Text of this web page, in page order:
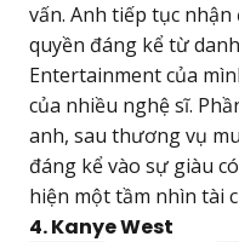
vấn. Anh tiếp tục
quyền đáng kể từ
Entertainment của
của nhiều nghệ sĩ.
anh, sau thương vụ
đáng kể vào sự giàu
hiện một tầm nhìn tài
4. Kanye West